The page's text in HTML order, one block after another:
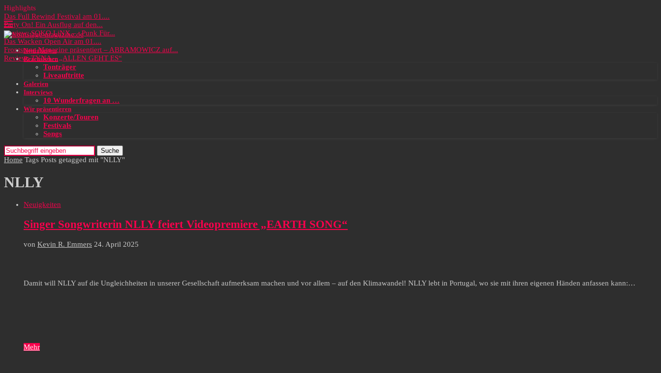
Highlights
Das Full Rewind Festival am 01....
Party On! Ein Ausflug auf den...
Review: SOKO LiNX – „Punk Für...
Das Wacken Open Air am 01....
Frontstage Magazine präsentiert – ABRAMOWICZ auf...
Review: TYNA – „ALLEN GEHT ES“
Neuigkeiten
Rezensionen
Tonträger
Liveauftritte
Galerien
Interviews
10 Wunderfragen an …
Wir präsentieren
Konzerte/Touren
Festivals
Songs
Suche
Home Tags Posts getagged mit "NLLY"
NLLY
Neuigkeiten
Singer Songwriterin NLLY feiert Videopremiere „EARTH SONG“
von Kevin R. Emmers 24. April 2025
Damit will NLLY auf die Ungleichheiten in unserer Gesellschaft aufmerksam machen und vor allem – auf den Klimawandel! NLLY lebt in Portugal, wo sie mit ihren eigenen Händen anfassen kann:…
Mehr